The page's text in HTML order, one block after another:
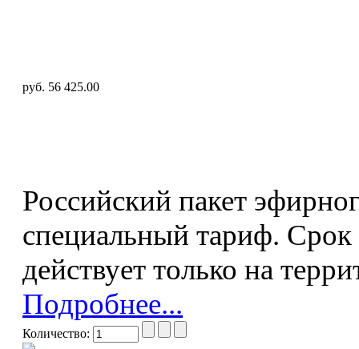
руб. 56 425.00
Российский пакет
специальный тариф.
действует только на
Подробнее...
Количество: